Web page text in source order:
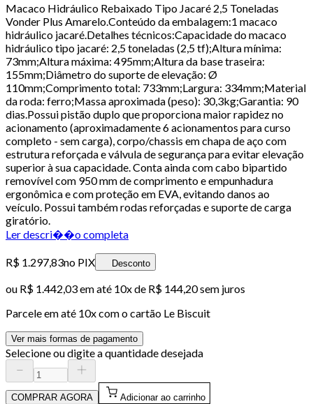
Macaco Hidráulico Rebaixado Tipo Jacaré 2,5 Toneladas
Vonder Plus Amarelo.Conteúdo da embalagem:1 macaco
hidráulico jacaré.Detalhes técnicos:Capacidade do macaco
hidráulico tipo jacaré: 2,5 toneladas (2,5 tf);Altura mínima:
73mm;Altura máxima: 495mm;Altura da base traseira:
155mm;Diâmetro do suporte de elevação: Ø
110mm;Comprimento total: 733mm;Largura: 334mm;Material
da roda: ferro;Massa aproximada (peso): 30,3kg;Garantia: 90
dias.Possui pistão duplo que proporciona maior rapidez no
acionamento (aproximadamente 6 acionamentos para curso
completo - sem carga), corpo/chassis em chapa de aço com
estrutura reforçada e válvula de segurança para evitar elevação
superior à sua capacidade. Conta ainda com cabo bipartido
removível com 950 mm de comprimento e empunhadura
ergonômica e com proteção em EVA, evitando danos ao
veículo. Possui também rodas reforçadas e suporte de carga
giratório.
Ler descri��o completa
R$ 1.297,83no PIX Desconto
ou R$ 1.442,03em até 10x de R$ 144,20 sem juros
Parcele em até 10x com o cartão Le Biscuit
Ver mais formas de pagamento
Selecione ou digite a quantidade desejada
COMPRAR AGORA Adicionar ao carrinho